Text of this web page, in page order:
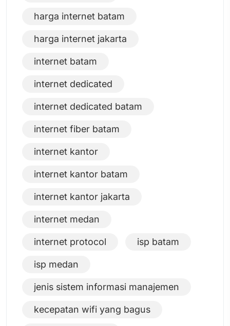
harga internet batam
harga internet jakarta
internet batam
internet dedicated
internet dedicated batam
internet fiber batam
internet kantor
internet kantor batam
internet kantor jakarta
internet medan
internet protocol isp batam
isp medan
jenis sistem informasi manajemen
kecepatan wifi yang bagus